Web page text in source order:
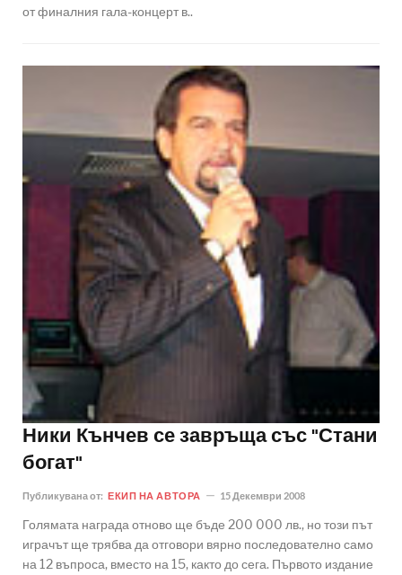
от финалния гала-концерт в..
Ники Кънчев се завръща със "Стани
богат"
Публикувана от: ЕКИП НА АВТОРА 15 Декември 2008
Голямата награда отново ще бъде 200 000 лв., но този път
играчът ще трябва да отговори вярно последователно само
на 12 въпроса, вместо на 15, както до сега. Първото издание